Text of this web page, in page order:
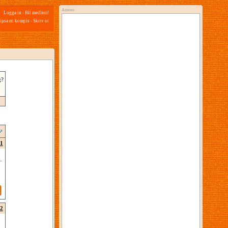
Logga in - Bli medlem!
en kompis - Skriv ut
1
2
Annons